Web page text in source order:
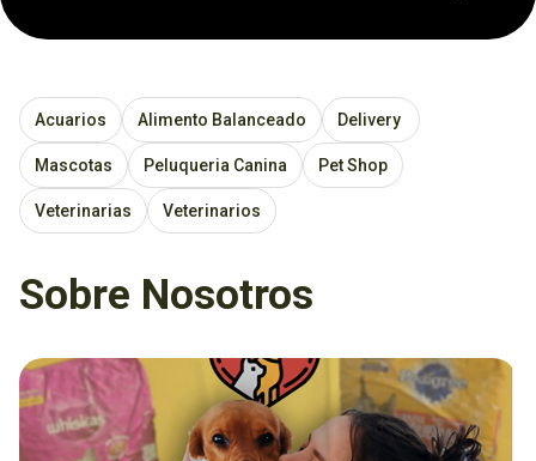
Acuarios Alimento Balanceado Delivery
Mascotas Peluqueria Canina Pet Shop
Veterinarias Veterinarios
Sobre Nosotros